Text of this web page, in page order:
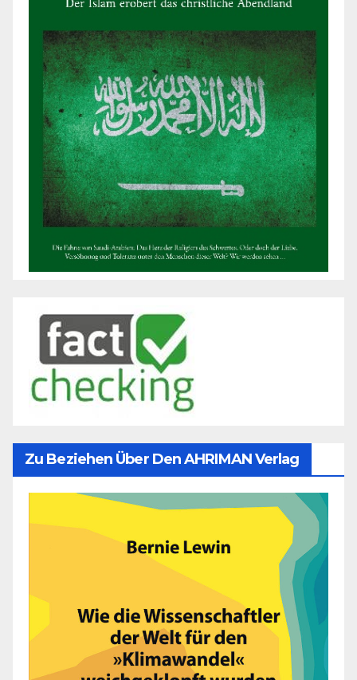
Zu Beziehen Über Den AHRIMAN Verlag